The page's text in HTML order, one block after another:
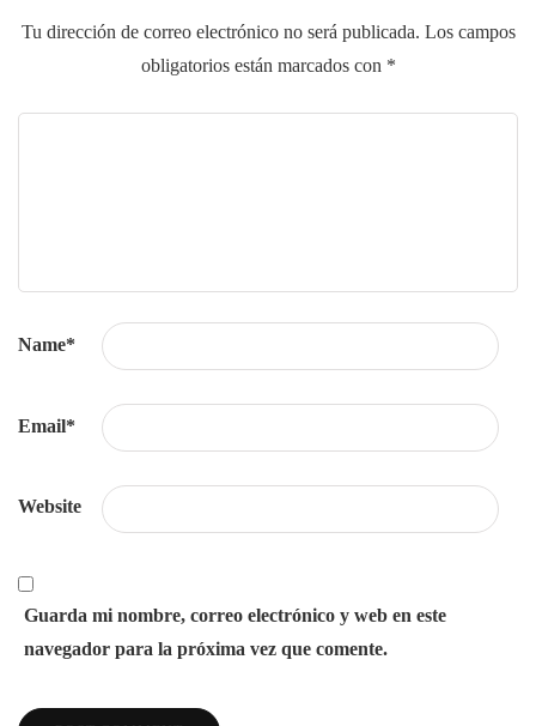
Tu dirección de correo electrónico no será publicada. Los campos
obligatorios están marcados con *
Name*
Email*
Website
Guarda mi nombre, correo electrónico y web en este
navegador para la próxima vez que comente.